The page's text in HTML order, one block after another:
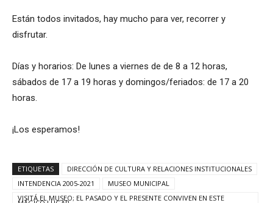
Están todos invitados, hay mucho para ver, recorrer y
disfrutar.
Días y horarios: De lunes a viernes de de 8 a 12 horas,
sábados de 17 a 19 horas y domingos/feriados: de 17 a 20
horas.
¡Los esperamos!
ETIQUETAS
DIRECCIÓN DE CULTURA Y RELACIONES INSTITUCIONALES
INTENDENCIA 2005-2021
MUSEO MUNICIPAL
VISITÁ EL MUSEO; EL PASADO Y EL PRESENTE CONVIVEN EN ESTE